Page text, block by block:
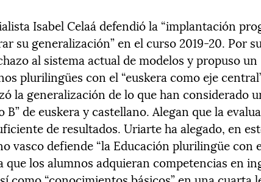
Isabel Celaá defendió la “implantación
su generalización” en el curso 2019-20. Por
al sistema actual de modelos y propuso un
plurilingües con el “euskera como eje
la generalización de lo que han considerado
B” de euskera y castellano. Alegan que la
de resultados. Uriarte ha alegado, en
vasco defiende “la Educación plurilingüe con
que los alumnos adquieran competencias en